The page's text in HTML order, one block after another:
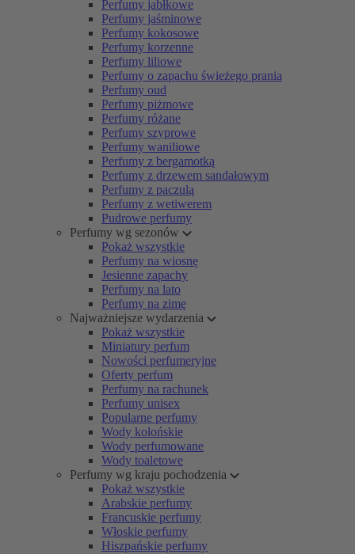
Perfumy jabłkowe
Perfumy jaśminowe
Perfumy kokosowe
Perfumy korzenne
Perfumy liliowe
Perfumy o zapachu świeżego prania
Perfumy oud
Perfumy piżmowe
Perfumy różane
Perfumy szyprowe
Perfumy waniliowe
Perfumy z bergamotką
Perfumy z drzewem sandałowym
Perfumy z paczulą
Perfumy z wetiwerem
Pudrowe perfumy
Perfumy wg sezonów
Pokaż wszystkie
Perfumy na wiosnę
Jesienne zapachy
Perfumy na lato
Perfumy na zimę
Najważniejsze wydarzenia
Pokaż wszystkie
Miniatury perfum
Nowości perfumeryjne
Oferty perfum
Perfumy na rachunek
Perfumy unisex
Popularne perfumy
Wody kolońskie
Wody perfumowane
Wody toaletowe
Perfumy wg kraju pochodzenia
Pokaż wszystkie
Arabskie perfumy
Francuskie perfumy
Włoskie perfumy
Hiszpańskie perfumy